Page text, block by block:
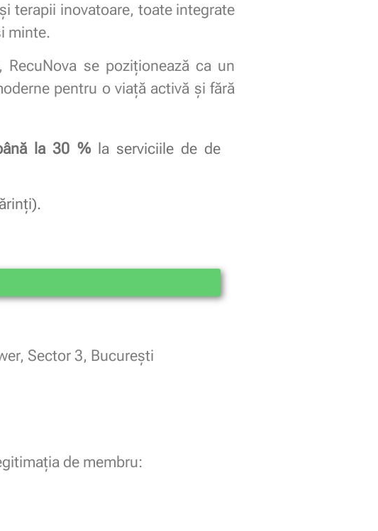
terapii inovatoare, toate integrate
minte.
se poziționează ca un
pentru o viață activă și fără
la 30 %la serviciile de de
Sector 3, București
de membru: